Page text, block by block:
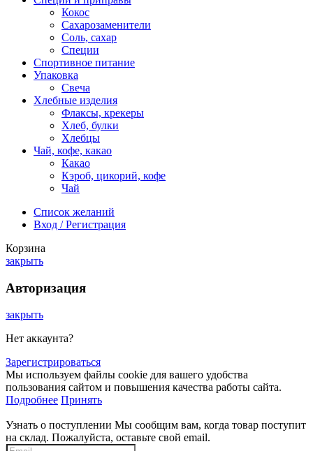
Кокос
Сахарозаменители
Соль, сахар
Специи
Спортивное питание
Упаковка
Свеча
Хлебные изделия
Флаксы, крекеры
Хлеб, булки
Хлебцы
Чай, кофе, какао
Какао
Кэроб, цикорий, кофе
Чай
Список желаний
Вход / Регистрация
Корзина
закрыть
Авторизация
закрыть
Нет аккаунта?
Зарегистрироваться
Мы используем файлы cookie для вашего удобства
пользования сайтом и повышения качества работы сайта.
Подробнее Принять
Узнать о поступлении Мы сообщим вам, когда товар поступит
на склад. Пожалуйста, оставьте свой email.